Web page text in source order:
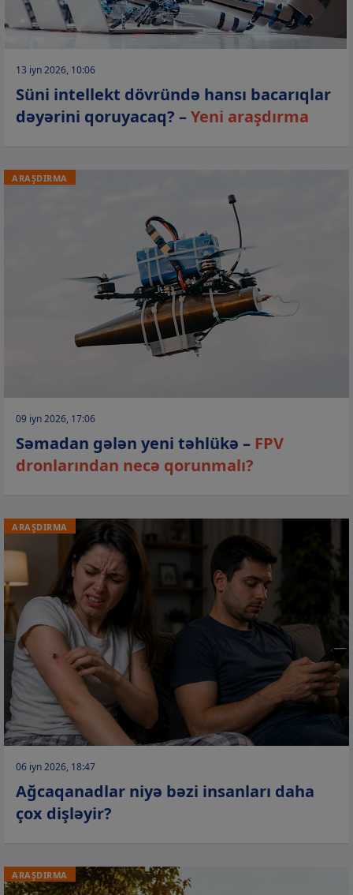
13 iyn 2026, 10:06
Süni intellekt dövründə hansı bacarıqlar
dəyərini qoruyacaq? –Yeni araşdırma
ARAŞDIRMA
09 iyn 2026, 17:06
Səmadan gələn yeni təhlükə – FPV
dronlarından necə qorunmalı?
ARAŞDIRMA
06 iyn 2026, 18:47
Ağcaqanadlar niyə bəzi insanları daha
çox dişləyir?
ARAŞDIRMA